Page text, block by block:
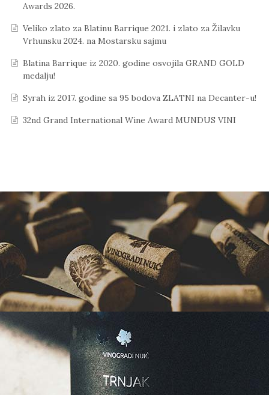
Awards 2026.
Veliko zlato za Blatinu Barrique 2021. i zlato za Žilavku
Vrhunsku 2024. na Mostarsku sajmu
Blatina Barrique iz 2020. godine osvojila GRAND GOLD
medalju!
Syrah iz 2017. godine sa 95 bodova ZLATNI na Decanter-u!
32nd Grand International Wine Award MUNDUS VINI